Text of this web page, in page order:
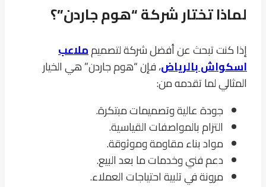
لماذا تختار شركة “هوم جاردن”؟
إذا كنت تبحث عن أفضل شركة لتصميمملاعب
اسكواش بالرياض، فإن “هوم جاردن” هي الخيار
المثالي لما تقدمه من:
جودة عالية وتصميمات مبتكرة.
التزام بالمواصفات القياسية.
مواد بناء مقاومة وموثوقة.
دعم فني وخدمات ما بعد البيع.
مرونة في تلبية احتياجات العملاء.